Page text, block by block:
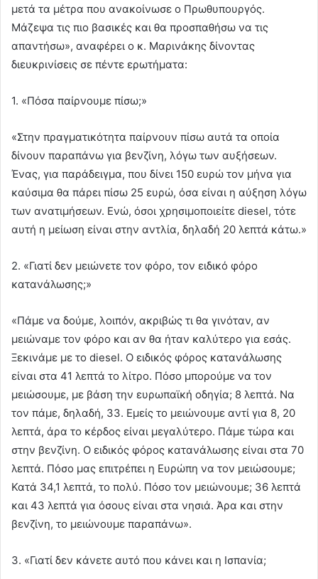
μετά τα μέτρα που ανακοίνωσε ο Πρωθυπουργός.
Μάζεψα τις πιο βασικές και θα προσπαθήσω να τις
απαντήσω», αναφέρει ο κ. Μαρινάκης δίνοντας
διευκρινίσεις σε πέντε ερωτήματα:
1. «Πόσα παίρνουμε πίσω;»
«Στην πραγματικότητα παίρνουν πίσω αυτά τα οποία
δίνουν παραπάνω για βενζίνη, λόγω των αυξήσεων.
Ένας, για παράδειγμα, που δίνει 150 ευρώ τον μήνα για
καύσιμα θα πάρει πίσω 25 ευρώ, όσα είναι η αύξηση λόγω
των ανατιμήσεων. Ενώ, όσοι χρησιμοποιείτε diesel, τότε
αυτή η μείωση είναι στην αντλία, δηλαδή 20 λεπτά κάτω.»
2. «Γιατί δεν μειώνετε τον φόρο, τον ειδικό φόρο
κατανάλωσης;»
«Πάμε να δούμε, λοιπόν, ακριβώς τι θα γινόταν, αν
μειώναμε τον φόρο και αν θα ήταν καλύτερο για εσάς.
Ξεκινάμε με το diesel. Ο ειδικός φόρος κατανάλωσης
είναι στα 41 λεπτά το λίτρο. Πόσο μπορούμε να τον
μειώσουμε, με βάση την ευρωπαϊκή οδηγία; 8 λεπτά. Να
τον πάμε, δηλαδή, 33. Εμείς το μειώνουμε αντί για 8, 20
λεπτά, άρα το κέρδος είναι μεγαλύτερο. Πάμε τώρα και
στην βενζίνη. Ο ειδικός φόρος κατανάλωσης είναι στα 70
λεπτά. Πόσο μας επιτρέπει η Ευρώπη να τον μειώσουμε;
Κατά 34,1 λεπτά, το πολύ. Πόσο τον μειώνουμε; 36 λεπτά
και 43 λεπτά για όσους είναι στα νησιά. Άρα και στην
βενζίνη, το μειώνουμε παραπάνω».
3. «Γιατί δεν κάνετε αυτό που κάνει και η Ισπανία;